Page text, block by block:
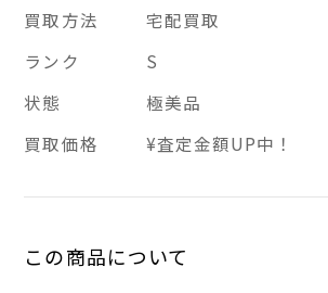
買取方法
宅配買取
ランク
S
状態
極美品
買取価格
¥査定金額UP中！
この商品について